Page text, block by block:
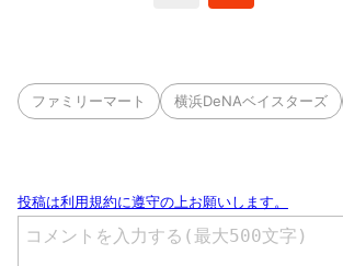
ファミリーマート 横浜DeNAベイスターズ